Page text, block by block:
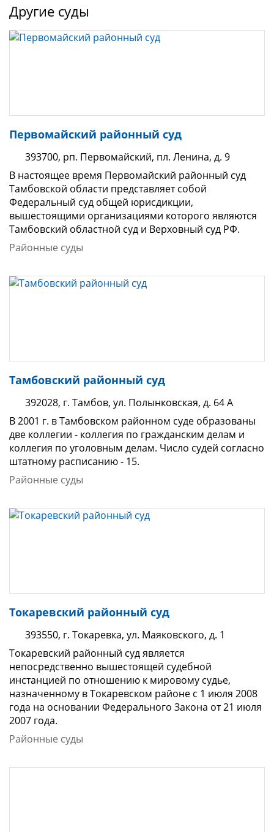
Другие суды
Первомайский районный суд
393700, рп. Первомайский, пл. Ленина, д. 9
В настоящее время Первомайский районный суд
Тамбовской области представляет собой
Федеральный суд общей юрисдикции,
вышестоящими организациями которого являются
Тамбовский областной суд и Верховный суд РФ.
Районные суды
Тамбовский районный суд
392028, г. Тамбов, ул. Полынковская, д. 64 А
В 2001 г. в Тамбовском районном суде образованы
две коллегии - коллегия по гражданским делам и
коллегия по уголовным делам. Число судей согласно
штатному расписанию - 15.
Районные суды
Токаревский районный суд
393550, г. Токаревка, ул. Маяковского, д. 1
Токаревский районный суд является
непосредственно вышестоящей судебной
инстанцией по отношению к мировому судье,
назначенному в Токаревском районе с 1 июля 2008
года на основании Федерального Закона от 21 июля
2007 года.
Районные суды